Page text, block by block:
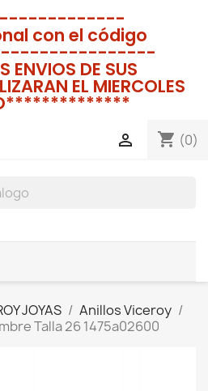
con el código
DE SUS
EL MIERCOLES
shopping_cart (0)

JOYAS
Anillos Viceroy
Talla 26 1475a02600